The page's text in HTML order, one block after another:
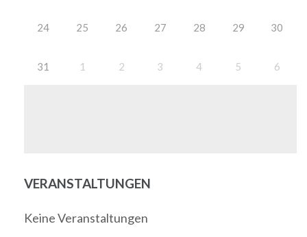
24 25 26 27 28 29 30
31 1 2 3 4 5 6
VERANSTALTUNGEN
Keine Veranstaltungen